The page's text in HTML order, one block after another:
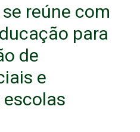
se reúne com
para
de
e